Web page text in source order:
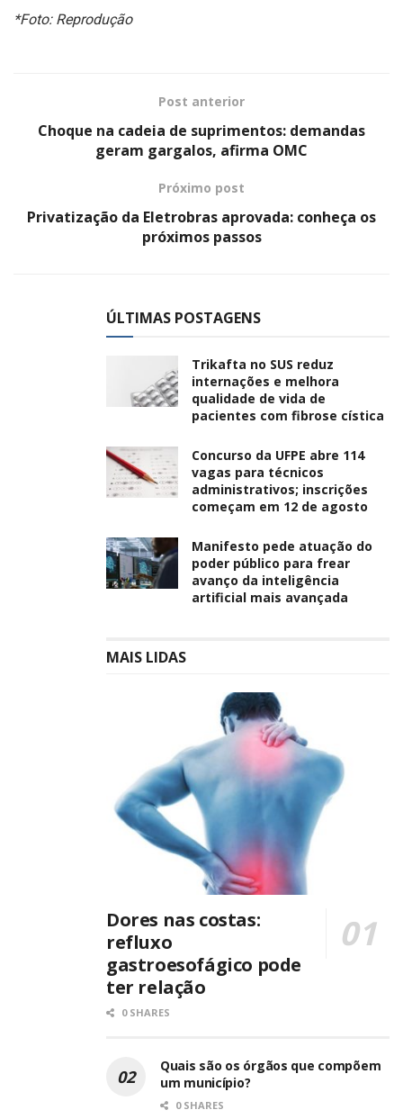
*Foto: Reprodução
Post anterior
Choque na cadeia de suprimentos: demandas
geram gargalos, afirma OMC
Próximo post
Privatização da Eletrobras aprovada: conheça os
próximos passos
ÚLTIMAS POSTAGENS
Trikafta no SUS reduz
internações e melhora
qualidade de vida de
pacientes com fibrose cística
Concurso da UFPE abre 114
vagas para técnicos
administrativos; inscrições
começam em 12 de agosto
Manifesto pede atuação do
poder público para frear
avanço da inteligência
artificial mais avançada
MAIS LIDAS
Dores nas costas:
refluxo
gastroesofágico pode
ter relação
0 SHARES
Quais são os órgãos que compõem
um município?
0 SHARES